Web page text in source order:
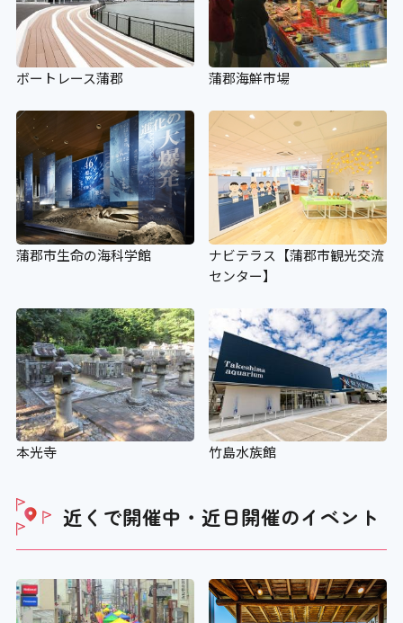
ボートレース蒲郡 蒲郡海鮮市場
蒲郡市生命の海科学館
ナビテラス【蒲郡市観光交流
センター】
本光寺 竹島水族館
近くで開催中・近日開催のイベント